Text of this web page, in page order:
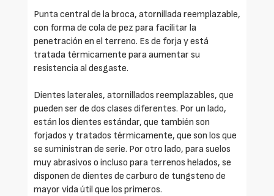
Punta central de la broca, atornillada reemplazable,
con forma de cola de pez para facilitar la
penetración en el terreno. Es de forja y está
tratada térmicamente para aumentar su
resistencia al desgaste.
Dientes laterales, atornillados reemplazables, que
pueden ser de dos clases diferentes. Por un lado,
están los dientes estándar, que también son
forjados y tratados térmicamente, que son los que
se suministran de serie. Por otro lado, para suelos
muy abrasivos o incluso para terrenos helados, se
disponen de dientes de carburo de tungsteno de
mayor vida útil que los primeros.